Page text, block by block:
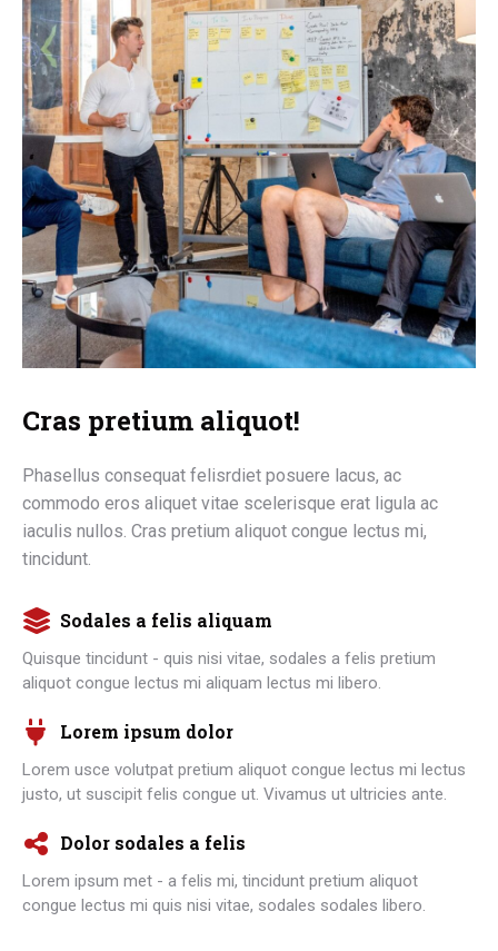
Cras pretium aliquot!
Phasellus consequat felisrdiet posuere lacus, ac
commodo eros aliquet vitae scelerisque erat ligula ac
iaculis nullos. Cras pretium aliquot congue lectus mi,
tincidunt.
Sodales a felis aliquam
Quisque tincidunt - quis nisi vitae, sodales a felis pretium
aliquot congue lectus mi aliquam lectus mi libero.
Lorem ipsum dolor
Lorem usce volutpat pretium aliquot congue lectus mi lectus
justo, ut suscipit felis congue ut. Vivamus ut ultricies ante.
Dolor sodales a felis
Lorem ipsum met - a felis mi, tincidunt pretium aliquot
congue lectus mi quis nisi vitae, sodales sodales libero.